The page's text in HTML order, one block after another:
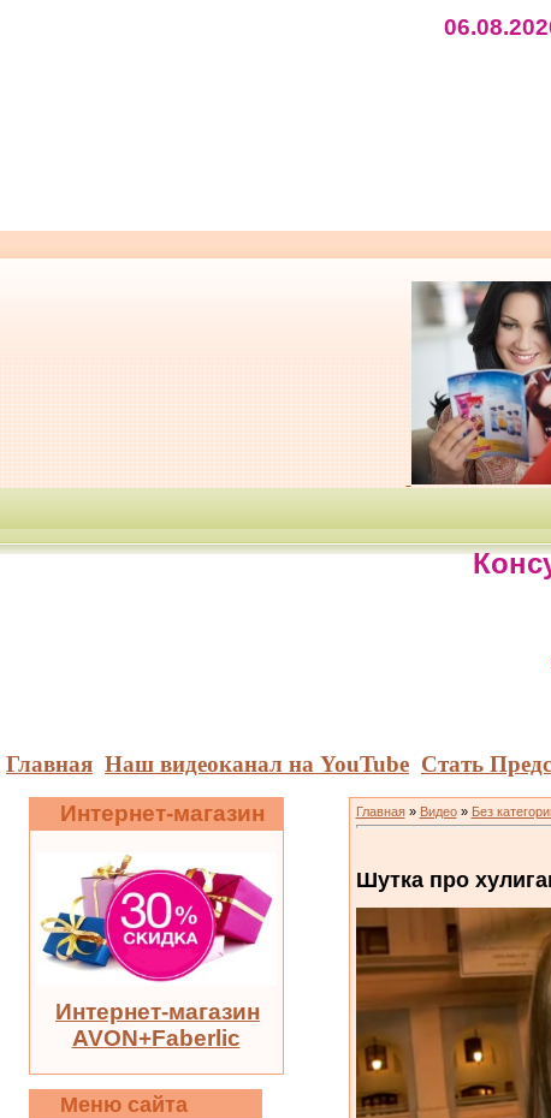
Главная Наш видеоканал на YouTube Стать
Интернет-магазин
Интернет-магазин
AVON+Faberlic
Меню сайта
Главная» Видео» Без
Шутка про